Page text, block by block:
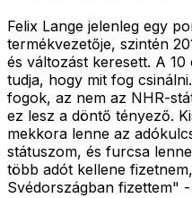
Felix Lange jelenleg egy
termékvezetője, szintén
és változást keresett. A
tudja, hogy mit fog
fogok, az nem az NHR-
ez lesz a döntő tényező.
mekkora lenne az
státuszom, és furcsa
több adót kellene
Svédországban fizettem"